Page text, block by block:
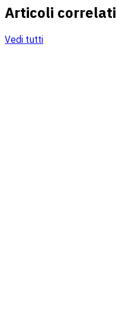
Articoli correlati
Vedi tutti